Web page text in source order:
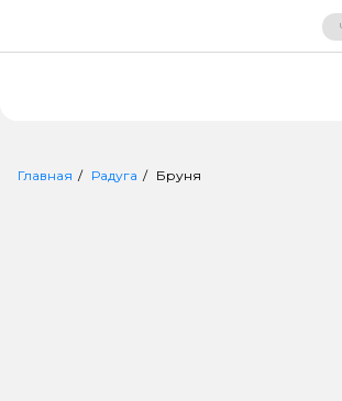
ВХОД
Главная Радуга Бруня